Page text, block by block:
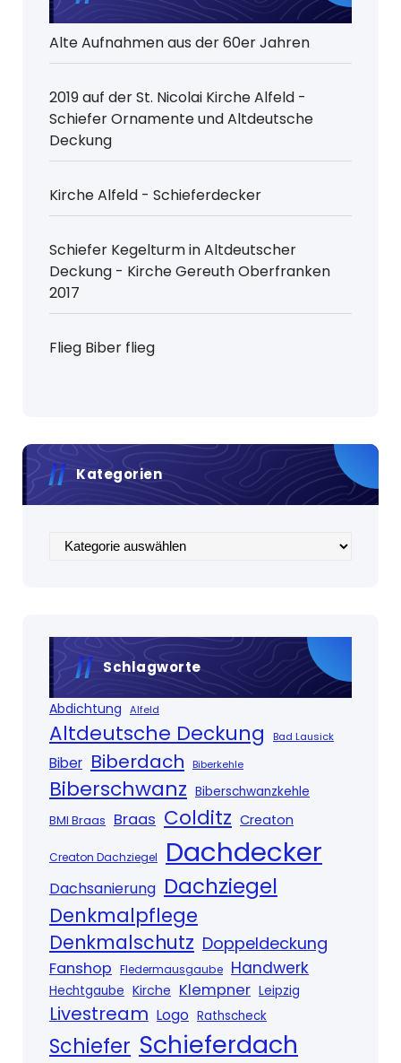
Alte Aufnahmen aus der 60er Jahren
2019 auf der St. Nicolai Kirche Alfeld -
Schiefer Ornamente und Altdeutsche
Deckung
Kirche Alfeld - Schieferdecker
Schiefer Kegelturm in Altdeutscher
Deckung - Kirche Gereuth Oberfranken
2017
Flieg Biber flieg
Kategorien
Kategorien
Schlagworte
Abdichtung Alfeld
Altdeutsche Deckung Bad Lausick
Biber Biberdach Biberkehle
Biberschwanz Biberschwanzkehle
BMI Braas Braas Colditz Creaton
Creaton Dachziegel Dachdecker
Dachsanierung Dachziegel
Denkmalpflege
Denkmalschutz Doppeldeckung
Fanshop Fledermausgaube Handwerk
Hechtgaube Kirche Klempner Leipzig
Livestream Logo Rathscheck
Schiefer Schieferdach